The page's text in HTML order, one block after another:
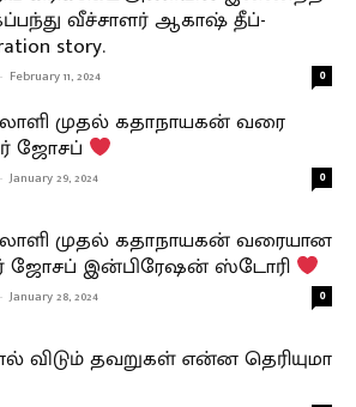
வீச்சாளர் ஆகாஷ் தீப்-
story.
- February 11, 2024 0
முதல் கதாநாயகன் வரை
ஜோசப்
- January 29, 2024 0
முதல் கதாநாயகன் வரையான
ஜோசப் இன்பிரேஷன் ஸ்டோரி
- January 28, 2024 0
விடும் தவறுகள் என்ன தெரியுமா